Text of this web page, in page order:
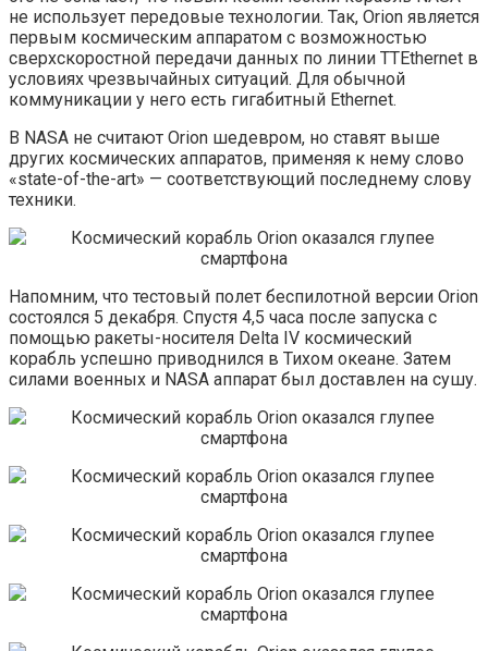
не использует передовые технологии. Так, Orion является
первым космическим аппаратом с возможностью
сверхскоростной передачи данных по линии TTEthernet в
условиях чрезвычайных ситуаций. Для обычной
коммуникации у него есть гигабитный Ethernet.
В NASA не считают Orion шедевром, но ставят выше
других космических аппаратов, применяя к нему слово
«state-of-the-art» — соответствующий последнему слову
техники.
Напомним, что тестовый полет беспилотной версии Orion
состоялся 5 декабря. Спустя 4,5 часа после запуска с
помощью ракеты-носителя Delta IV космический
корабль успешно приводнился в Тихом океане. Затем
силами военных и NASA аппарат был доставлен на сушу.